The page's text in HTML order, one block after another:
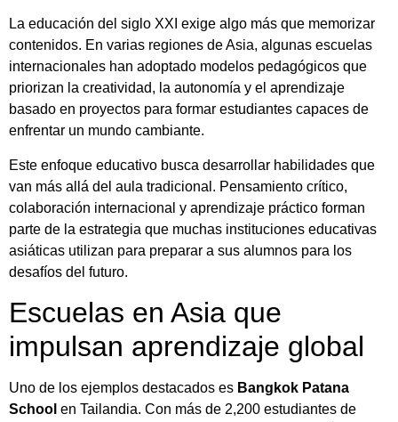
La educación del siglo XXI exige algo más que memorizar
contenidos. En varias regiones deAsia, algunas escuelas
internacionales han adoptado modelos pedagógicos que
priorizan la creatividad, la autonomía y el aprendizaje
basado en proyectos para formar estudiantes capaces de
enfrentar un mundo cambiante.
Este enfoque educativo busca desarrollar habilidades que
van más allá del aula tradicional. Pensamiento crítico,
colaboración internacional y aprendizaje práctico forman
parte de la estrategia que muchas instituciones educativas
asiáticas utilizan para preparar a sus alumnos para los
desafíos del futuro.
Escuelas en Asia que
impulsan aprendizaje global
Uno de los ejemplos destacados es Bangkok Patana
School en Tailandia. Con más de 2,200 estudiantes de